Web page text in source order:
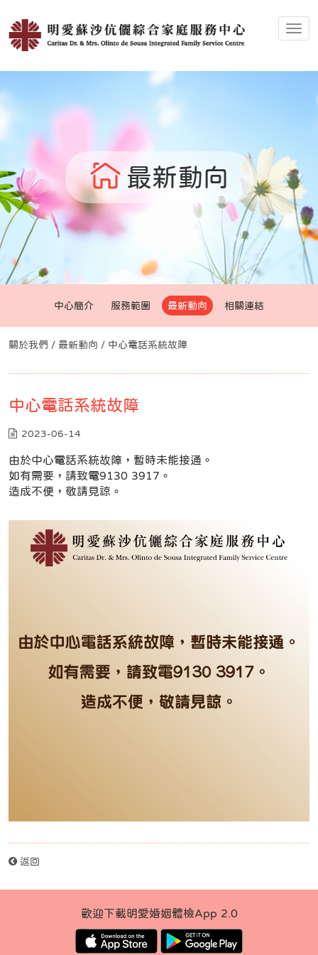
最新動向
中心簡介 服務範圍 最新動向 相關連結
關於我們 / 最新動向 / 中心電話系統故障
中心電話系統故障
2023-06-14
由於中心電話系統故障，暫時未能接通。
如有需要，請致電9130 3917。
造成不便，敬請見諒。
返回
歡迎下載明愛婚姻體檢App 2.0